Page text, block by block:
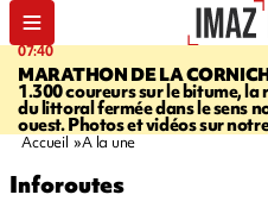
07:40
MARATHON DE LA
1.300 coureurs sur le bitume, la
du littoral fermée dans le sens
ouest. Photos et vidéos sur
Accueil A la une
Inforoutes